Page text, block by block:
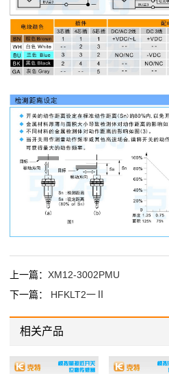
上一篇： XM12-3002PMU
下一篇： HFKLT2一Ⅱ
相关产品